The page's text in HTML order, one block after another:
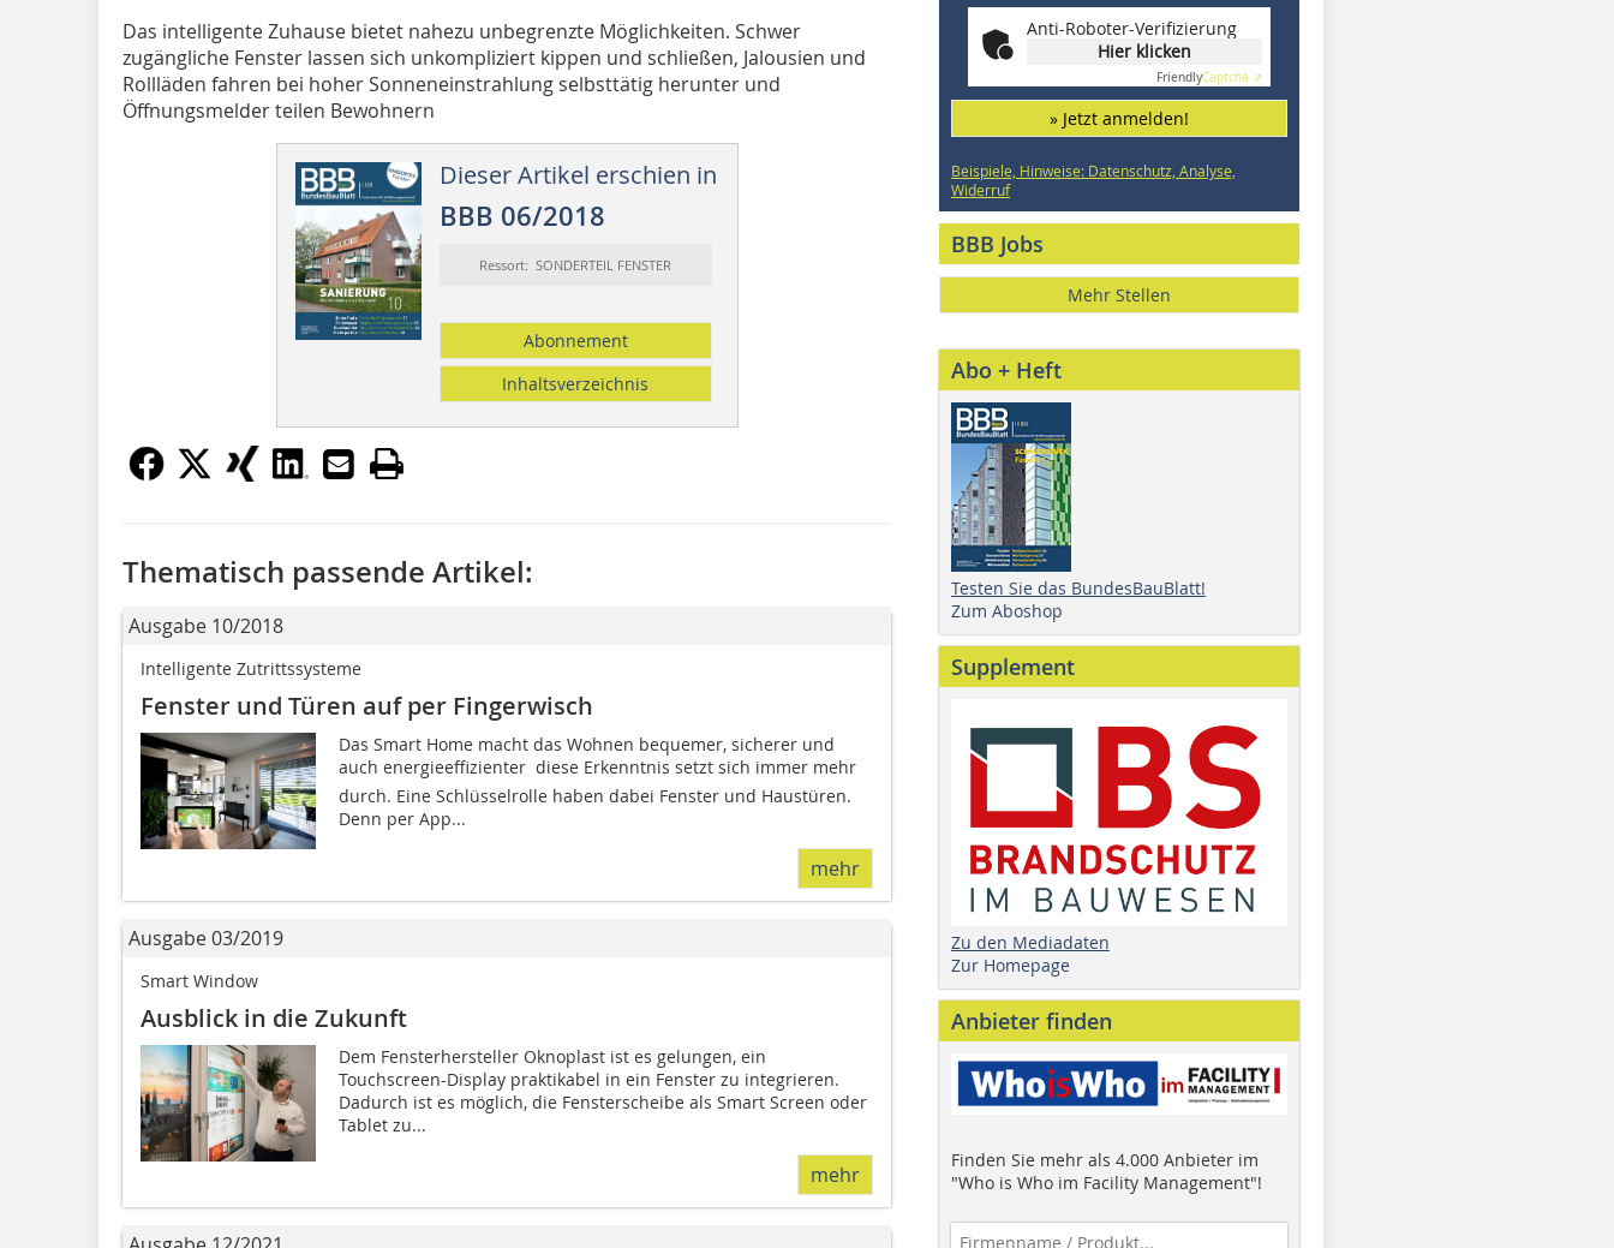
Das intelligente Zuhause bietet nahezu unbegrenzte Möglichkeiten. Schwer
zugängliche Fenster lassen sich unkompliziert kippen und schließen, Jalousien und
Rollläden fahren bei hoher Sonneneinstrahlung selbsttätig herunter und
Öffnungsmelder teilen Bewohnern
Dieser Artikel erschien in
BBB 06/2018
Ressort: SONDERTEIL FENSTER
Abonnement
Inhaltsverzeichnis
Thematisch passende Artikel:
Ausgabe 10/2018
Intelligente Zutrittssysteme
Fenster und Türen auf per Fingerwisch
Das Smart Home macht das Wohnen bequemer, sicherer und
auch energieeffizienter  diese Erkenntnis setzt sich immer mehr
durch. Eine Schlüsselrolle haben dabei Fenster und Haustüren.
Denn per App...
mehr
Ausgabe 03/2019
Smart Window
Ausblick in die Zukunft
Dem Fensterhersteller Oknoplast ist es gelungen, ein
Touchscreen-Display praktikabel in ein Fenster zu integrieren.
Dadurch ist es möglich, die Fensterscheibe als Smart Screen oder
Tablet zu...
mehr
Anti-Roboter-Verifizierung
Hier klicken
FriendlyCaptcha ⇗
» Jetzt anmelden!
Beispiele, Hinweise: Datenschutz, Analyse,
Widerruf
BBB Jobs
Mehr Stellen
Abo + Heft
Testen Sie das BundesBauBlatt!
Zum Aboshop
Supplement
Zu den Mediadaten
Zur Homepage
Anbieter finden
Finden Sie mehr als 4.000 Anbieter im
"Who is Who im Facility Management"!